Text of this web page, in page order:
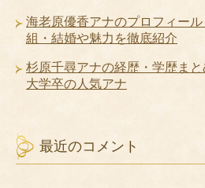
海老原優香アナのプロフィー
組・結婚や魅力を徹底紹介
杉原千尋アナの経歴・学歴ま
大学卒の人気アナ
最近のコメント